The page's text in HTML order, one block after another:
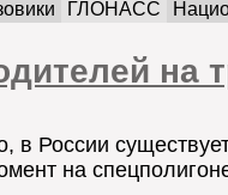
ГЛОНАСС
на
в России
на